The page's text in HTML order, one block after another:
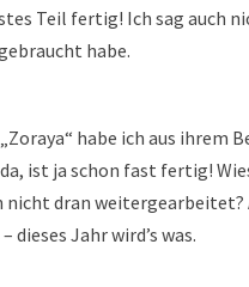
Teil fertig! Ich sag auch
habe.
habe ich aus ihrem
ist ja schon fast fertig!
dran weitergearbeitet?
dieses Jahr wird’s was.